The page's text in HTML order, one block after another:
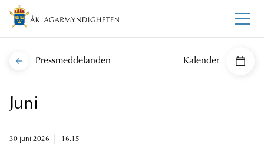
Pressmeddelanden Kalender
Juni
30 juni 2026 16.15